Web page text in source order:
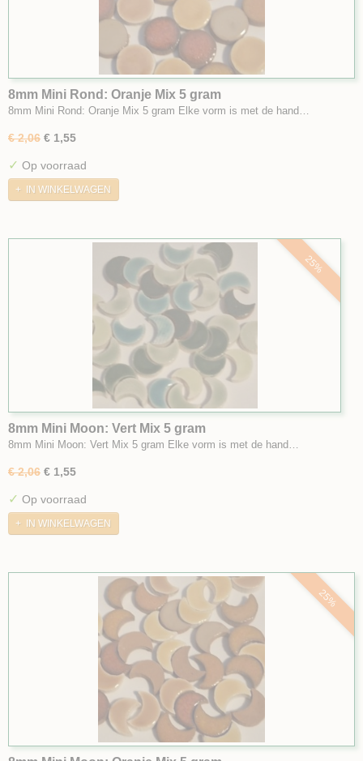
8mm Mini Rond: Oranje Mix 5 gram
8mm Mini Rond: Oranje Mix 5 gram Elke vorm is met de hand…
€ 2,06 € 1,55
✓ Op voorraad
IN WINKELWAGEN
25%
8mm Mini Moon: Vert Mix 5 gram
8mm Mini Moon: Vert Mix 5 gram Elke vorm is met de hand…
€ 2,06 € 1,55
✓ Op voorraad
IN WINKELWAGEN
25%